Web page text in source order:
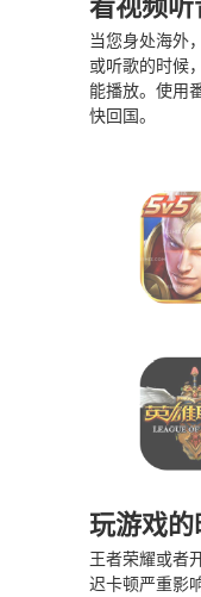
看视频听
当您身处海外
或听歌的时候
能播放。使用
快回国。
玩游戏的
王者荣耀或者
迟卡顿严重影